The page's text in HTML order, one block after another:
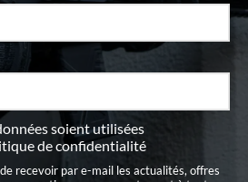
soient utilisées
de confidentialité
recevoir par e-mail les actualités, offres